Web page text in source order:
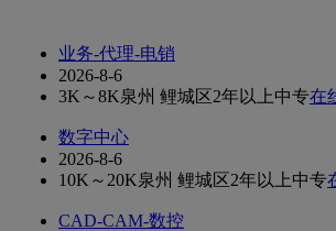
业务-代理-电销
2026-8-6
3K～8K泉州 鲤城区2年以上中专在
数字中心
2026-8-6
10K～20K泉州 鲤城区2年以上中专
CAD-CAM-数控